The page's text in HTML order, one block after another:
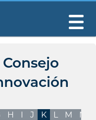
H I J K L M N